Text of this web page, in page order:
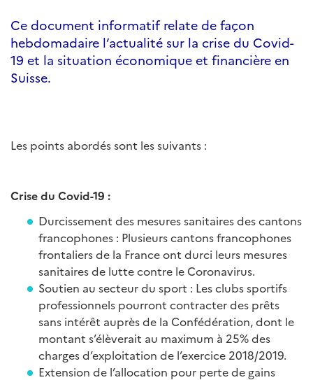
Ce document informatif relate de façon
hebdomadaire l’actualité sur la crise du Covid-
19 et la situation économique et financière en
Suisse.
Les points abordés sont les suivants :
Crise du Covid-19 :
Durcissement des mesures sanitaires des cantons
francophones : Plusieurs cantons francophones
frontaliers de la France ont durci leurs mesures
sanitaires de lutte contre le Coronavirus.
Soutien au secteur du sport : Les clubs sportifs
professionnels pourront contracter des prêts
sans intérêt auprès de la Confédération, dont le
montant s’élèverait au maximum à 25% des
charges d’exploitation de l’exercice 2018/2019.
Extension de l’allocation pour perte de gains